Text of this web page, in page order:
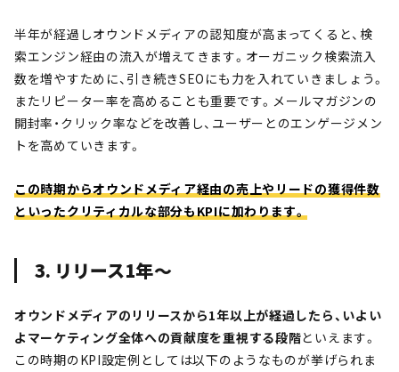
半年が経過しオウンドメディアの認知度が高まってくると、検
索エンジン経由の流入が増えてきます。オーガニック検索流入
数を増やすために、引き続きSEOにも力を入れていきましょう。
またリピーター率を高めることも重要です。メールマガジンの
開封率・クリック率などを改善し、ユーザーとのエンゲージメン
トを高めていきます。
この時期からオウンドメディア経由の売上やリードの獲得件数
といったクリティカルな部分もKPIに加わります。
3. リリース1年〜
オウンドメディアのリリースから1年以上が経過したら、いよい
よマーケティング全体への貢献度を重視する段階といえます。
この時期のKPI設定例としては以下のようなものが挙げられま